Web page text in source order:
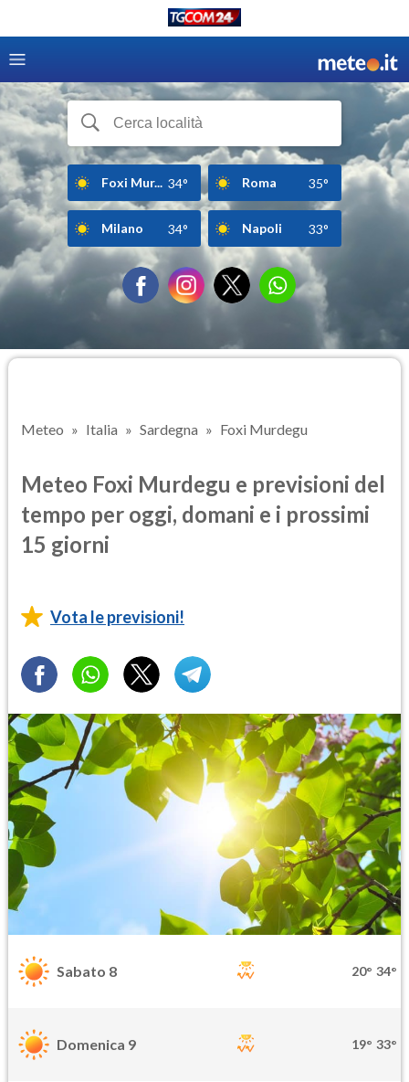
Foxi Mur... 34° Roma 35°
Milano 34° Napoli 33°
Meteo Italia Sardegna Foxi Murdegu
Meteo Foxi Murdegu e previsioni del
tempo per oggi, domani e i prossimi
15 giorni
Vota le previsioni!
Sabato 8 20° 34°
Domenica 9 19° 33°